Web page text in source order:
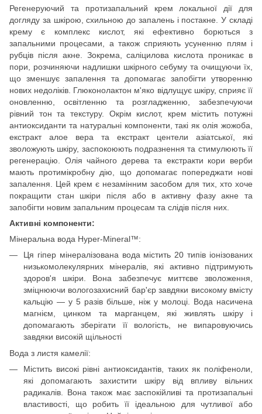
Регенеруючий та протизапальний крем локальної дії для
догляду за шкірою, схильною до запалень і постакне. У складі
крему є комплекс кислот, які ефективно борються з
запальними процесами, а також сприяють усуненню плям і
рубців після акне. Зокрема, саліцилова кислота проникає в
пори, розчиняючи надлишки шкірного себуму та очищуючи їх,
що зменшує запалення та допомагає запобігти утворенню
нових недоліків. Глюконолактон м'яко відлущує шкіру, сприяє її
оновленню, освітленню та розгладженню, забезпечуючи
рівний тон та текстуру. Окрім кислот, крем містить потужні
антиоксиданти та натуральні компоненти, такі як олія жожоба,
екстракт алое вера та екстракт центели азіатської, які
зволожують шкіру, заспокоюють подразнення та стимулюють її
регенерацію. Олія чайного дерева та екстракти кори верби
мають протимікробну дію, що допомагає попереджати нові
запалення. Цей крем є незамінним засобом для тих, хто хоче
покращити стан шкіри після або в активну фазу акне та
запобігти новим запальним процесам та слідів після них.
Активні компоненти:
Мінеральна вода Hyper-Mineral™:
Ця гіпер мінералізована вода містить 20 типів іонізованих
низькомолекулярних мінералів, які активно підтримують
здоров'я шкіри. Вона забезпечує миттєве зволоження,
зміцнюючи вологозахисний бар'єр завдяки високому вмісту
кальцію — у 5 разів більше, ніж у молоці. Вода насичена
магнієм, цинком та марганцем, які живлять шкіру і
допомагають зберігати її вологість, не випаровуючись
завдяки високій щільності
Вода з листя камелії:
Містить високі рівні антиоксидантів, таких як поліфеноли,
які допомагають захистити шкіру від впливу вільних
радикалів. Вона також має заспокійливі та протизапальні
властивості, що робить її ідеальною для чутливої або